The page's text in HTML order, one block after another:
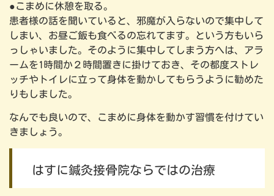
●こまめに休憩を取る。
患者様の話を聞いていると、邪魔が入らないので集中して
しまい、お昼ご飯も食べるの忘れてます。という方もいら
っしゃいました。そのように集中してしまう方へは、アラ
ームを1時間か２時間置きに掛けておき、その都度ストレ
ッチやトイレに立って身体を動かしてもらうように勧めた
りもしました。
なんでも良いので、こまめに身体を動かす習慣を付けてい
きましょう。
はすに鍼灸接骨院ならではの治療